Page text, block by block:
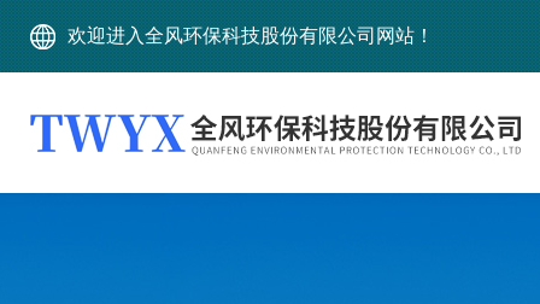
欢迎进入全风环保科技股份有限公司网站！